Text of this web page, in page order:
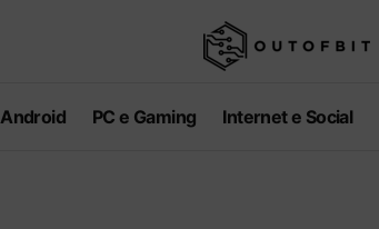
Android PC e Gaming Internet e Social